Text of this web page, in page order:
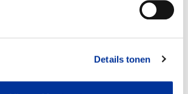
Details tonen
belangenbehartiging
100%
uitvoeringsgerichte activiteiten.